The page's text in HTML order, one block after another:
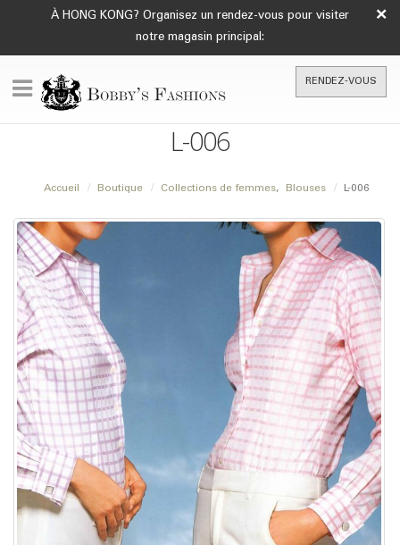
À HONG KONG? Organisez un rendez-vous pour visiter
notre magasin principal:
×
RENDEZ-VOUS
L-006
Accueil Boutique Collections de femmes, Blouses L-006